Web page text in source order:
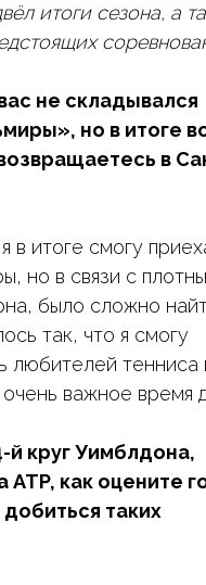
итоги сезона, а
не складывался
но в итоге
в
итоге смогу
но в связи с
было сложно
так, что я смогу
любителей тенниса
важное время
й круг Уимблдона,
как оцените
таких